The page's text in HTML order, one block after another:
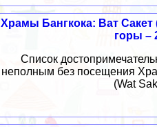
Храмы Бангкока: Ват Сакет
горы –
Список
неполным без посещения
(Wat